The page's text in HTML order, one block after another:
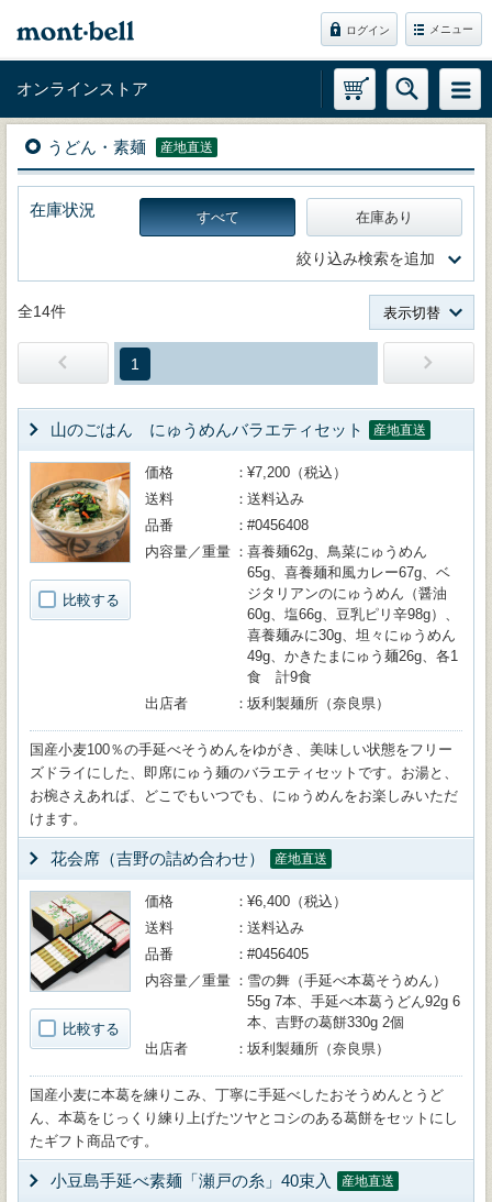
ログイン メニュー
オンラインストア
うどん・素麺 産地直送
在庫状況 すべて 在庫あり
絞り込み検索を追加
全14件 表示切替
1
山のごはん にゅうめんバラエティセット 産地直送
比較する
価格
¥7,200（税込）
送料
送料込み
品番
#0456408
内容量／重量
喜養麺62g、鳥菜にゅうめん
65g、喜養麺和風カレー67g、ベ
ジタリアンのにゅうめん（醤油
60g、塩66g、豆乳ピリ辛98g）、
喜養麺みに30g、坦々にゅうめん
49g、かきたまにゅう麺26g、各1
食 計9食
出店者
坂利製麺所（奈良県）
国産小麦100％の手延べそうめんをゆがき、美味しい状態をフリー
ズドライにした、即席にゅう麺のバラエティセットです。お湯と、
お椀さえあれば、どこでもいつでも、にゅうめんをお楽しみいただ
けます。
花会席（吉野の詰め合わせ） 産地直送
比較する
価格
¥6,400（税込）
送料
送料込み
品番
#0456405
内容量／重量
雪の舞（手延べ本葛そうめん）
55g 7本、手延べ本葛うどん92g 6
本、吉野の葛餅330g 2個
出店者
坂利製麺所（奈良県）
国産小麦に本葛を練りこみ、丁寧に手延べしたおそうめんとうど
ん、本葛をじっくり練り上げたツヤとコシのある葛餅をセットにし
たギフト商品です。
小豆島手延べ素麺「瀬戸の糸」40束入 産地直送